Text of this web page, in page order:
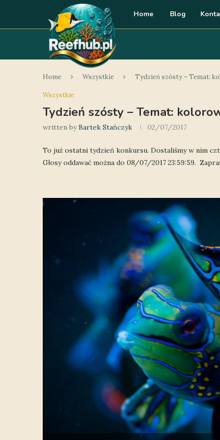
Home Blog
Home Wszystkie Tydzień szósty – Temat:
Wszystkie
Tydzień szósty – Temat:
written byBartek Stańczyk 02/07/2017
To już ostatni tydzień konkursu. Dostaliśmy w nim
Głosy oddawać można do 08/07/2017 23:59:59.